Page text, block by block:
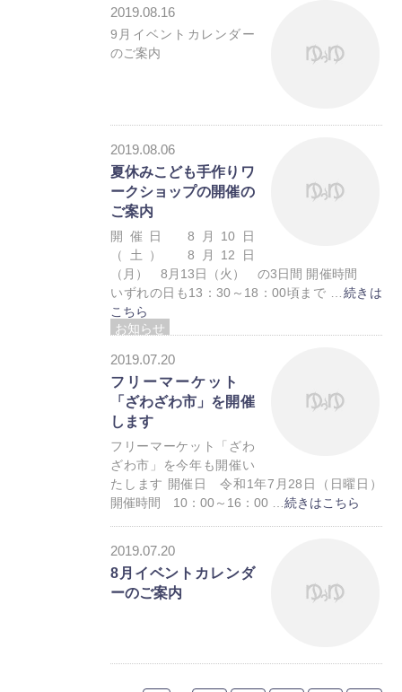
お知らせ
お知らせ
2019.08.16
9月イベントカレンダー
のご案内
お知らせ
2019.08.06
夏休みこども手作りワ
ークショップの開催の
ご案内
開催日 8月10日
（土） 8月12日
（月） 8月13日（火） の3日間 開催時間
いずれの日も13：30～18：00頃まで … 続きは
こちら
2019.07.20
フリーマーケット
「ざわざわ市」を開催
します
フリーマーケット「ざわ
ざわ市」を今年も開催い
たします 開催日 令和1年7月28日（日曜日）
開催時間 10：00～16：00 …続きはこちら
2019.07.20
8月イベントカレンダ
ーのご案内